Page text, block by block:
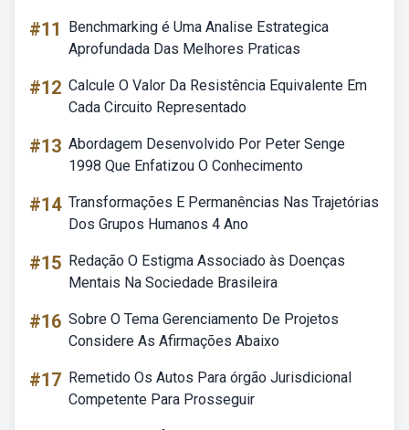
#11
Benchmarking é Uma Analise Estrategica
Aprofundada Das Melhores Praticas
#12 Calcule O Valor Da Resistência Equivalente Em
Cada Circuito Representado
#13 Abordagem Desenvolvido Por Peter Senge
1998 Que Enfatizou O Conhecimento
#14 Transformações E Permanências Nas Trajetórias
Dos Grupos Humanos 4 Ano
#15 Redação O Estigma Associado às Doenças
Mentais Na Sociedade Brasileira
#16 Sobre O Tema Gerenciamento De Projetos
Considere As Afirmações Abaixo
#17 Remetido Os Autos Para órgão Jurisdicional
Competente Para Prosseguir